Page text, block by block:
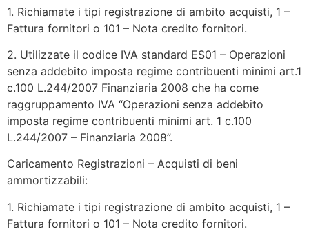
1. Richiamate i tipi registrazione di ambito acquisti, 1 –
Fattura fornitori o 101 – Nota credito fornitori.
2. Utilizzate il codice IVA standard ES01 – Operazioni
senza addebito imposta regime contribuenti minimi art.1
c.100 L.244/2007 Finanziaria 2008 che ha come
raggruppamento IVA “Operazioni senza addebito
imposta regime contribuenti minimi art. 1 c.100
L.244/2007 – Finanziaria 2008”.
Caricamento Registrazioni – Acquisti di beni
ammortizzabili:
1. Richiamate i tipi registrazione di ambito acquisti, 1 –
Fattura fornitori o 101 – Nota credito fornitori.